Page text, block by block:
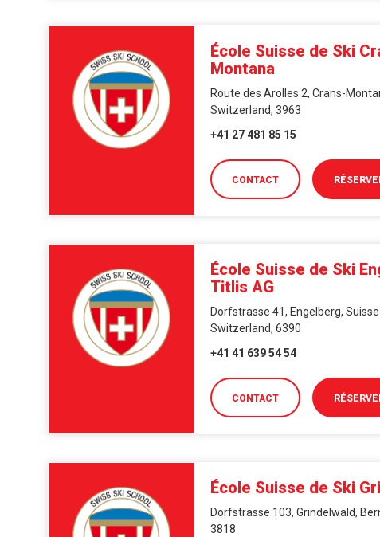
École Suisse de Ski
Montana
Route des Arolles 2, Crans-
Switzerland, 3963
+41 27 481 85 15
CONTACT
École Suisse de Ski
Titlis AG
Dorfstrasse 41, Engelberg,
Switzerland, 6390
+41 41 639 54 54
CONTACT
École Suisse de Ski
Dorfstrasse 103, Grindelwald,
3818